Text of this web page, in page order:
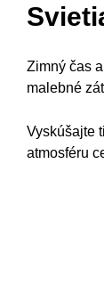
Zimný čas
malebné
Vyskúšajte
atmosféru